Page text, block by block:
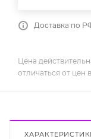
Доставка по
Цена
отличаться от цен